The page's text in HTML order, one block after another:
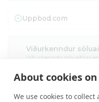
Uppbod.com
Viðurkenndur
Viðurkenndir söluaðilar
skuldbundið sig til að
undir gæðastaðla
About cookies
We use cookies to